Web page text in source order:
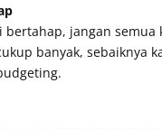
bertahap, jangan
banyak, sebaiknya